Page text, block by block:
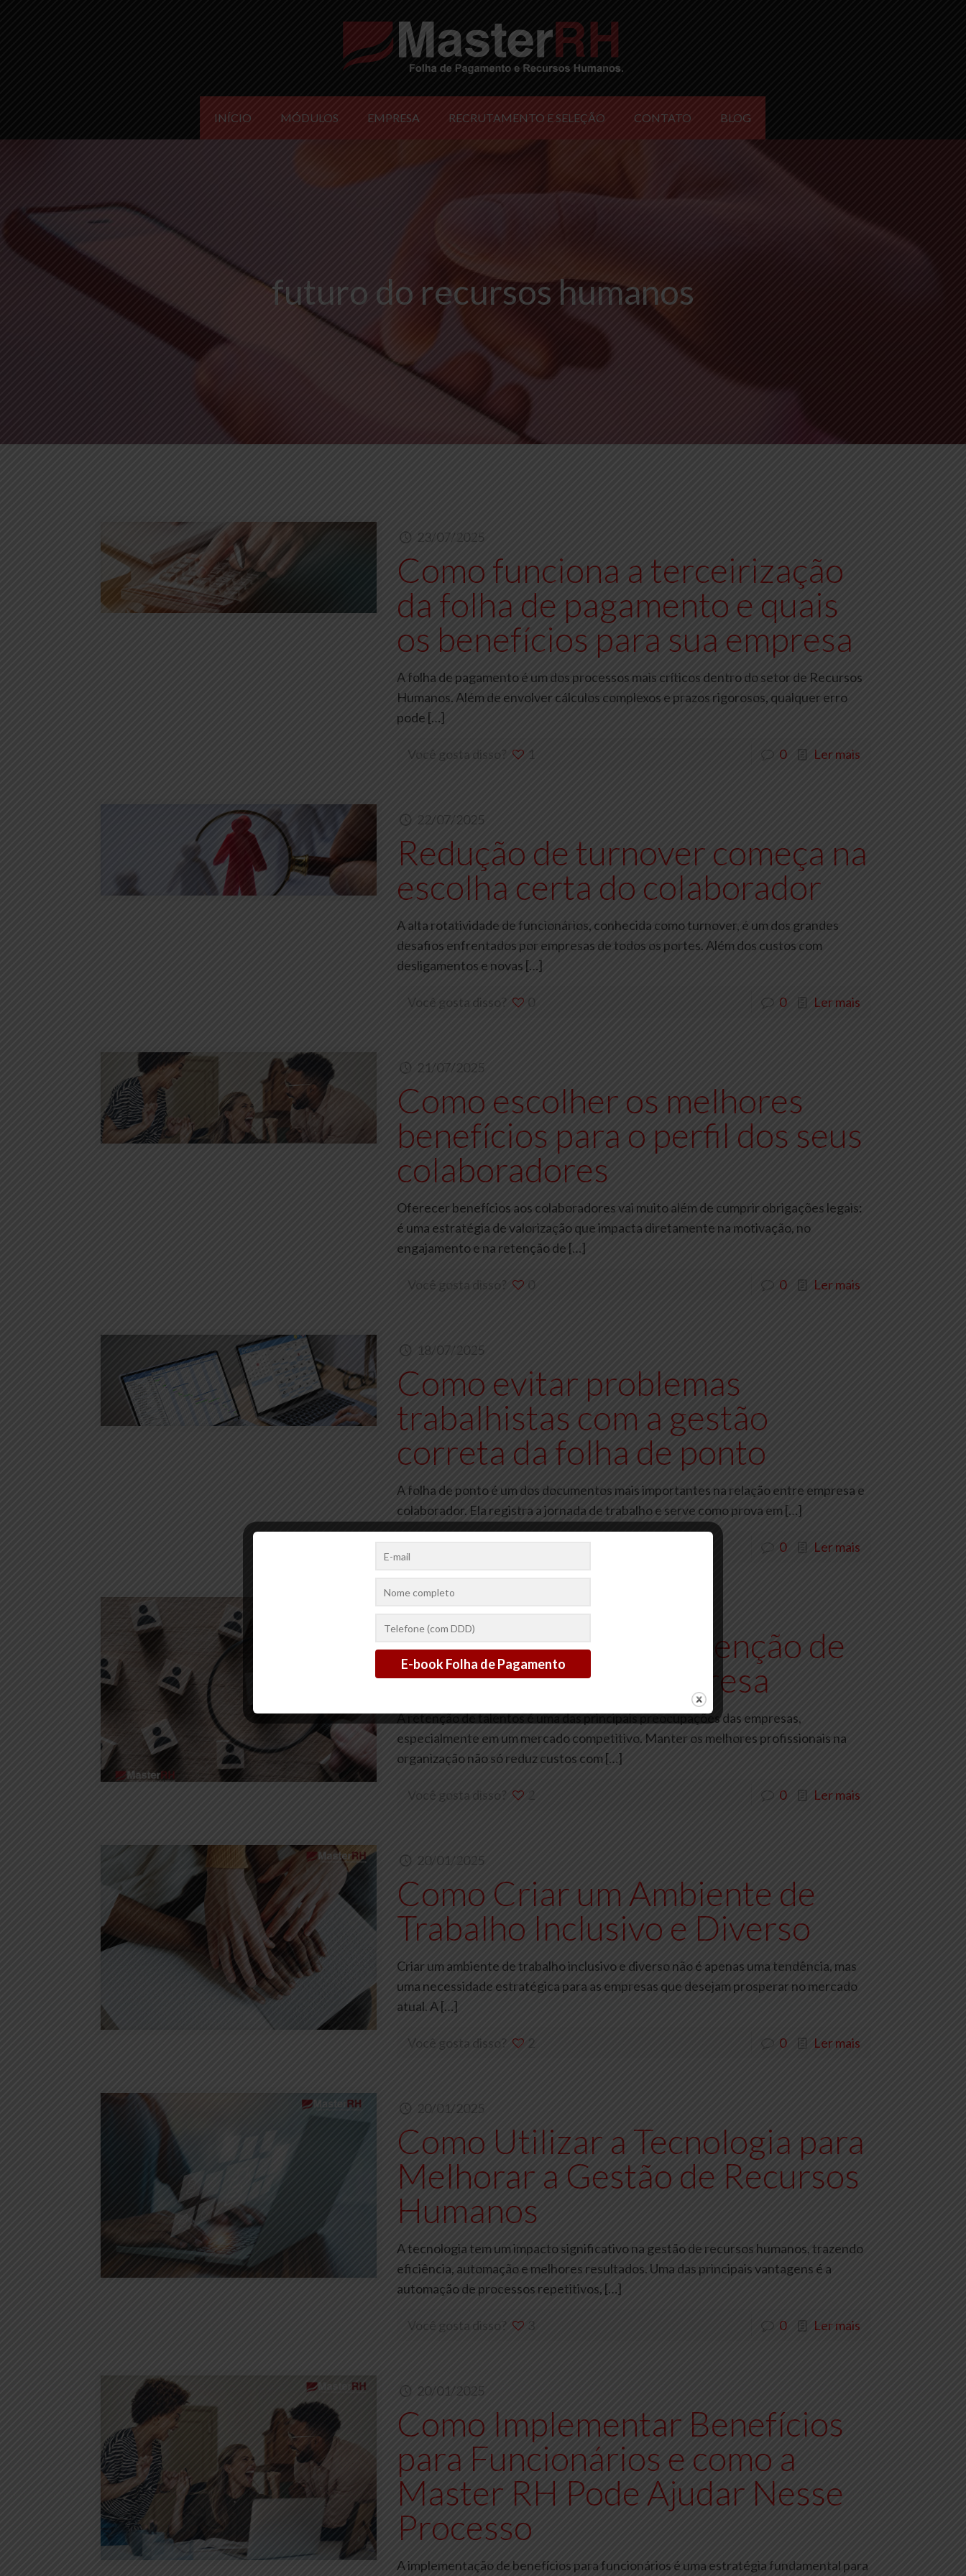
INÍCIO MÓDULOS EMPRESA RECRUTAMENTO E SELEÇÃO CONTATO BLOG
futuro do recursos humanos
23/07/2025
Como funciona a terceirização
da folha de pagamento e quais
os benefícios para sua empresa
A folha de pagamento é um dos processos mais críticos dentro do setor de Recursos
Humanos. Além de envolver cálculos complexos e prazos rigorosos, qualquer erro
pode […]
Você gosta disso? 1 0 Ler mais
22/07/2025
Redução de turnover começa na
escolha certa do colaborador
A alta rotatividade de funcionários, conhecida como turnover, é um dos grandes
desafios enfrentados por empresas de todos os portes. Além dos custos com
desligamentos e novas […]
Você gosta disso? 0 0 Ler mais
21/07/2025
Como escolher os melhores
benefícios para o perfil dos seus
colaboradores
Oferecer benefícios aos colaboradores vai muito além de cumprir obrigações legais:
é uma estratégia de valorização que impacta diretamente na motivação, no
engajamento e na retenção de […]
Você gosta disso? 0 0 Ler mais
18/07/2025
Como evitar problemas
trabalhistas com a gestão
correta da folha de ponto
A folha de ponto é um dos documentos mais importantes na relação entre empresa e
colaborador. Ela registra a jornada de trabalho e serve como prova em[…]
0 Ler mais
Como Melhorar a Retenção de
Talentos em Sua Empresa
A retenção de talentos é uma das principais preocupações das empresas,
especialmente em um mercado competitivo. Manter os melhores profissionais na
organização não só reduz custos com[…]
Você gosta disso? 2 0 Ler mais
20/01/2025
Como Criar um Ambiente de
Trabalho Inclusivo e Diverso
Criar um ambiente de trabalho inclusivo e diverso não é apenas uma tendência, mas
uma necessidade estratégica para as empresas que desejam prosperar no mercado
atual. A[…]
Você gosta disso? 2 0 Ler mais
20/01/2025
Como Utilizar a Tecnologia para
Melhorar a Gestão de Recursos
Humanos
A tecnologia tem um impacto significativo na gestão de recursos humanos, trazendo
eficiência, automação e melhores resultados. Uma das principais vantagens é a
automação de processos repetitivos, […]
Você gosta disso? 3 0 Ler mais
20/01/2025
Como Implementar Benefícios
para Funcionários e como a
Master RH Pode Ajudar Nesse
Processo
A implementação de benefícios para funcionários é uma estratégia fundamental para